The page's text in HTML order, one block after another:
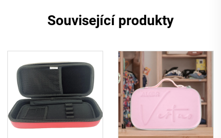
Související produkty